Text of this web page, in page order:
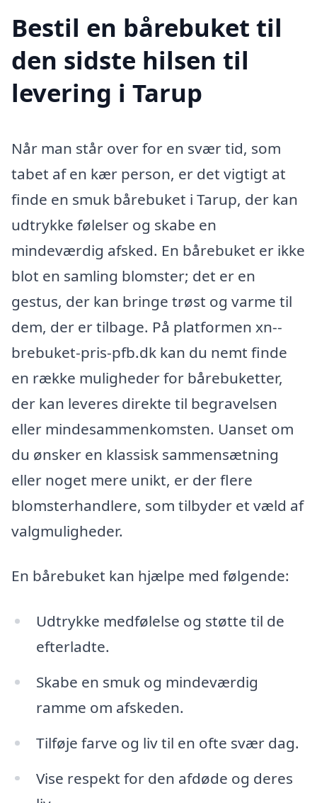
Bestil en bårebuket til
den sidste hilsen til
levering i Tarup
Når man står over for en svær tid, som
tabet af en kær person, er det vigtigt at
finde en smuk bårebuket i Tarup, der kan
udtrykke følelser og skabe en
mindeværdig afsked. En bårebuket er ikke
blot en samling blomster; det er en
gestus, der kan bringe trøst og varme til
dem, der er tilbage. På platformen xn--
brebuket-pris-pfb.dk kan du nemt finde
en række muligheder for bårebuketter,
der kan leveres direkte til begravelsen
eller mindesammenkomsten. Uanset om
du ønsker en klassisk sammensætning
eller noget mere unikt, er der flere
blomsterhandlere, som tilbyder et væld af
valgmuligheder.
En bårebuket kan hjælpe med følgende:
Udtrykke medfølelse og støtte til de
efterladte.
Skabe en smuk og mindeværdig
ramme om afskeden.
Tilføje farve og liv til en ofte svær dag.
Vise respekt for den afdøde og deres